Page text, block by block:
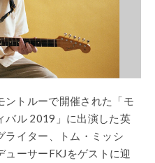
ントルーで開催された「モ
バル 2019」に出演した英
ライター、トム・ミッシ
ューサーFKJをゲストに迎